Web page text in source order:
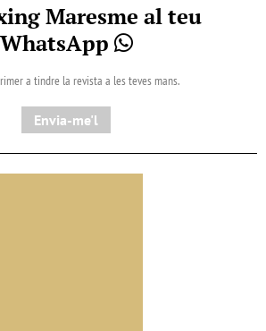
Maresme al teu
WhatsApp
a tindre la revista a les teves mans.
Envia-me'l